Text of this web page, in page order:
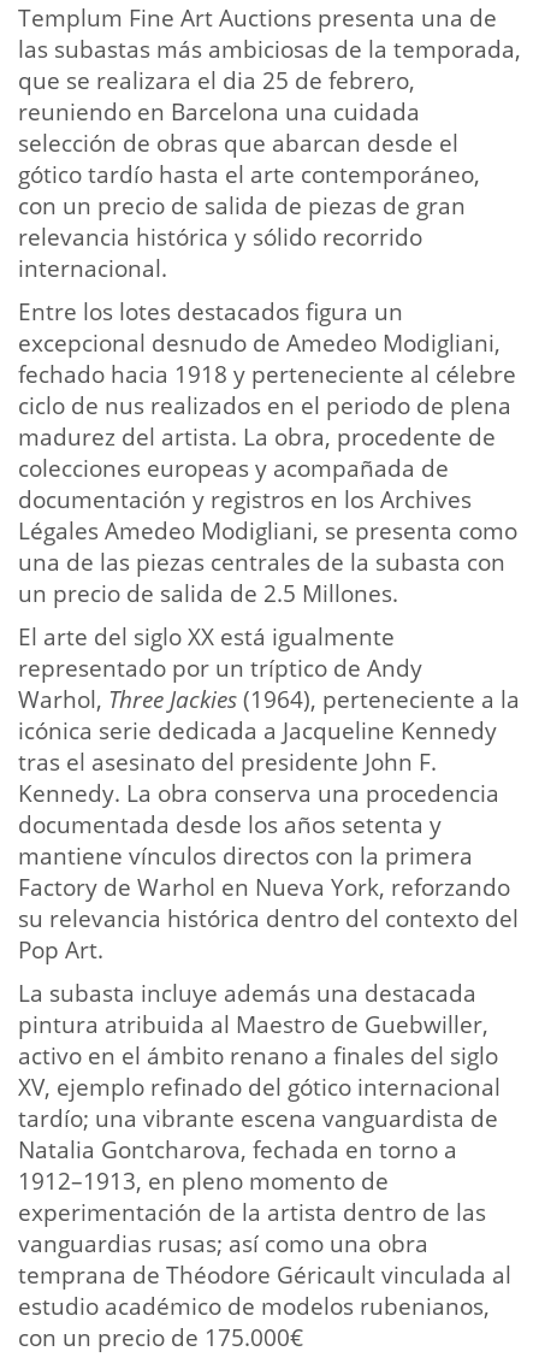
Templum Fine Art Auctions presenta una de
las subastas más ambiciosas de la temporada,
que se realizara el dia 25 de febrero,
reuniendo en Barcelona una cuidada
selección de obras que abarcan desde el
gótico tardío hasta el arte contemporáneo,
con un precio de salida de piezas de gran
relevancia histórica y sólido recorrido
internacional.
Entre los lotes destacados figura un
excepcional desnudo de Amedeo Modigliani,
fechado hacia 1918 y perteneciente al célebre
ciclo de nus realizados en el periodo de plena
madurez del artista. La obra, procedente de
colecciones europeas y acompañada de
documentación y registros en los Archives
Légales Amedeo Modigliani, se presenta como
una de las piezas centrales de la subasta con
un precio de salida de 2.5 Millones.
El arte del siglo XX está igualmente
representado por un tríptico de Andy
Warhol, Three Jackies(1964), perteneciente a la
icónica serie dedicada a Jacqueline Kennedy
tras el asesinato del presidente John F.
Kennedy. La obra conserva una procedencia
documentada desde los años setenta y
mantiene vínculos directos con la primera
Factory de Warhol en Nueva York, reforzando
su relevancia histórica dentro del contexto del
Pop Art.
La subasta incluye además una destacada
pintura atribuida al Maestro de Guebwiller,
activo en el ámbito renano a finales del siglo
XV, ejemplo refinado del gótico internacional
tardío; una vibrante escena vanguardista de
Natalia Gontcharova, fechada en torno a
1912–1913, en pleno momento de
experimentación de la artista dentro de las
vanguardias rusas; así como una obra
temprana de Théodore Géricault vinculada al
estudio académico de modelos rubenianos,
con un precio de 175.000€